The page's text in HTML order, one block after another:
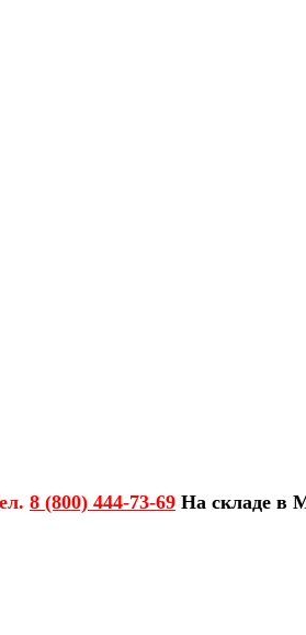
8 (800) 444-73-69 На складе в